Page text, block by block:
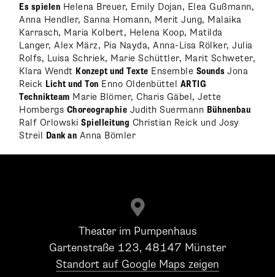
Es spielen Helena Breuer, Emily Dojan, Elea Gußmann,
Anna Hendler, Sanna Homann, Merit Jung, Malaika
Karrasch, Maria Kolbert, Helena Koop, Matilda
Langer, Alex März, Pia Nayda, Anna-Lisa Rölker, Julia
Rolfs, Luisa Schriek, Marie Schüttler, Marit Schweter,
Klara Wendt Konzept und Texte Ensemble SoundsJona
Reick Licht und Ton Enno Oldenbüttel ARTIG
Technikteam Marie Blömer, Charis Gäbel, Jette
Hombergs Choreographie Judith Suermann Bühnenbau
Ralf OrlowskiSpielleitung Christian Reick und Josy
Streil Dank an Anna Bömler

Theater im Pumpenhaus
Gartenstraße 123, 48147 Münster
Standort auf Google Maps zeigen